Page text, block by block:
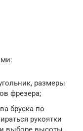
размеры
фрезера;
бруска по
рукоятки